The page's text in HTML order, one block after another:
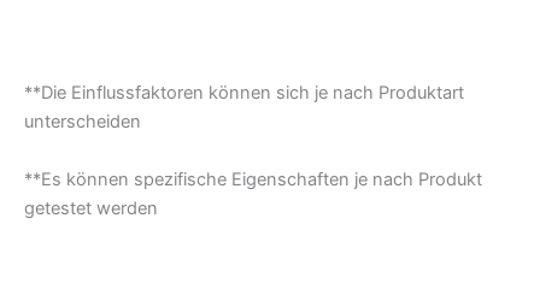
**Die Einflussfaktoren können sich je nach Produktart
unterscheiden
**Es können spezifische Eigenschaften je nach Produkt
getestet werden